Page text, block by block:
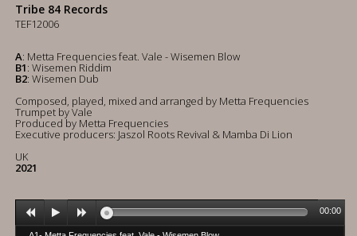
Tribe 84 Records
TEF12006
A: Metta Frequencies feat. Vale - Wisemen Blow
B1: Wisemen Riddim
B2: Wisemen Dub
Composed, played, mixed and arranged by Metta Frequencies
Trumpet by Vale
Produced by Metta Frequencies
Executive producers: Jaszol Roots Revival & Mamba Di Lion
UK
2021
00:00